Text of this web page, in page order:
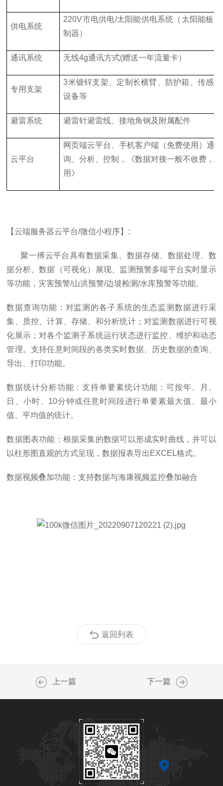
供电系统
220V市电供电/太阳能供电系统（太阳能板
制器）
通讯系统 无线4g通讯方式(赠送一年流量卡）
专用支架
3米镀锌支架、定制长横臂、防护箱、传感
设备等
避雷系统 避雷针避雷线、接地角钢及附属配件
云平台
网页端云平台、手机客户端（免费使用）通
询、分析、控制，《数据对接一般不收费，
用》
【云端服务器云平台/微信小程序】:
聚一搏云平台具有数据采集、数据存储、数据处理、数
据分析、数据（可视化）展现、监测预警多端平台实时显示
等功能，灾害预警/山洪预警/边坡检测/水库预警等功能。
数据查询功能：对监测的各子系统的生态监测数据进行采
集、质控、计算、存储、和分析统计；对监测数据进行可视
化展示；对各个监测子系统运行状态进行监控、维护和动态
管理。支持任意时间段的各类实时数据、历史数据的查询、
导出、打印功能。
数据统计分析功能：支持单要素统计功能：可按年、月、
日、小时、10分钟或任意时间段进行单要素最大值、最小
值、平均值的统计。
数据图表功能：根据采集的数据可以形成实时曲线，并可以
以柱形图直观的方式呈现，数据报表导出EXCEL格式。
数据视频叠加功能：支持数据与海康视频监控叠加融合
返回列表
上一篇 下一篇